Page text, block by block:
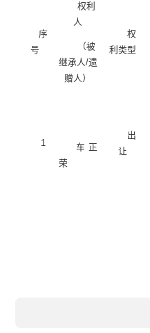
序
号
权利
人
（被
继承人/遗
赠人）
权
利类型
1
车正
荣
出
让